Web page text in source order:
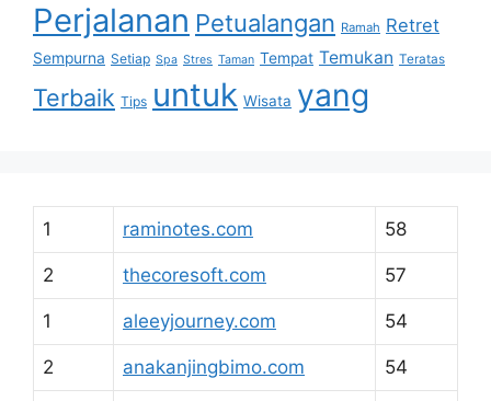
Perjalanan Petualangan Ramah Retret
Sempurna Setiap Spa Stres Taman Tempat Temukan Teratas
Terbaik Tips untuk Wisata yang
1 raminotes.com 58
2 thecoresoft.com 57
1 aleeyjourney.com 54
2 anakanjingbimo.com 54